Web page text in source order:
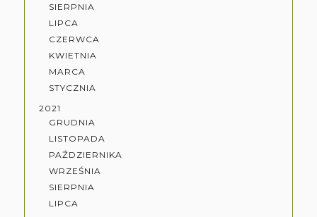
SIERPNIA
LIPCA
CZERWCA
KWIETNIA
MARCA
STYCZNIA
2021
GRUDNIA
LISTOPADA
PAŹDZIERNIKA
WRZEŚNIA
SIERPNIA
LIPCA